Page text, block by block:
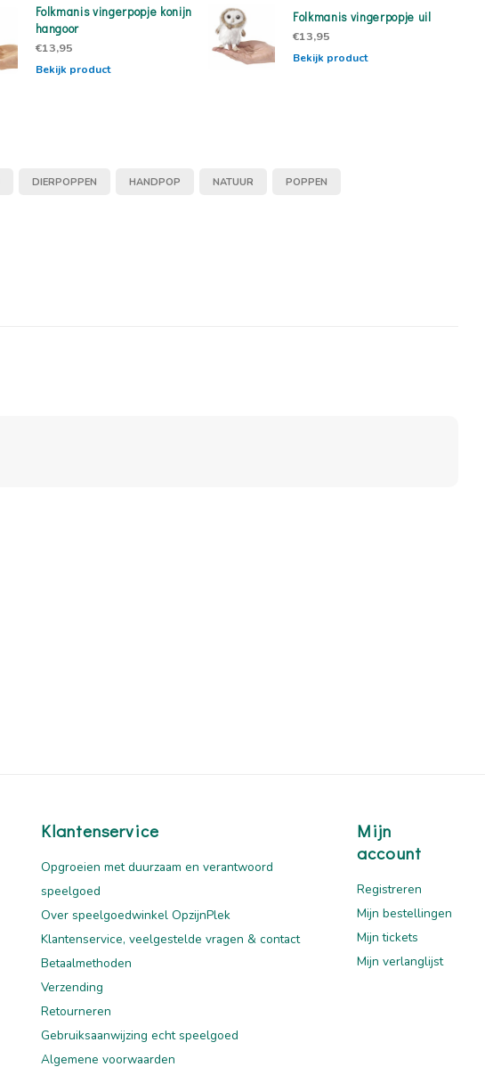
Folkmanis vingerpopje konijn
hangoor
€13,95
Bekijk product
Folkmanis vingerpopje uil
€13,95
Bekijk product
DIERPOPPEN HANDPOP NATUUR POPPEN
Klantenservice
Opgroeien met duurzaam en verantwoord
speelgoed
Over speelgoedwinkel OpzijnPlek
Klantenservice, veelgestelde vragen & contact
Betaalmethoden
Verzending
Retourneren
Gebruiksaanwijzing echt speelgoed
Algemene voorwaarden
Mijn
account
Registreren
Mijn bestellingen
Mijn tickets
Mijn verlanglijst